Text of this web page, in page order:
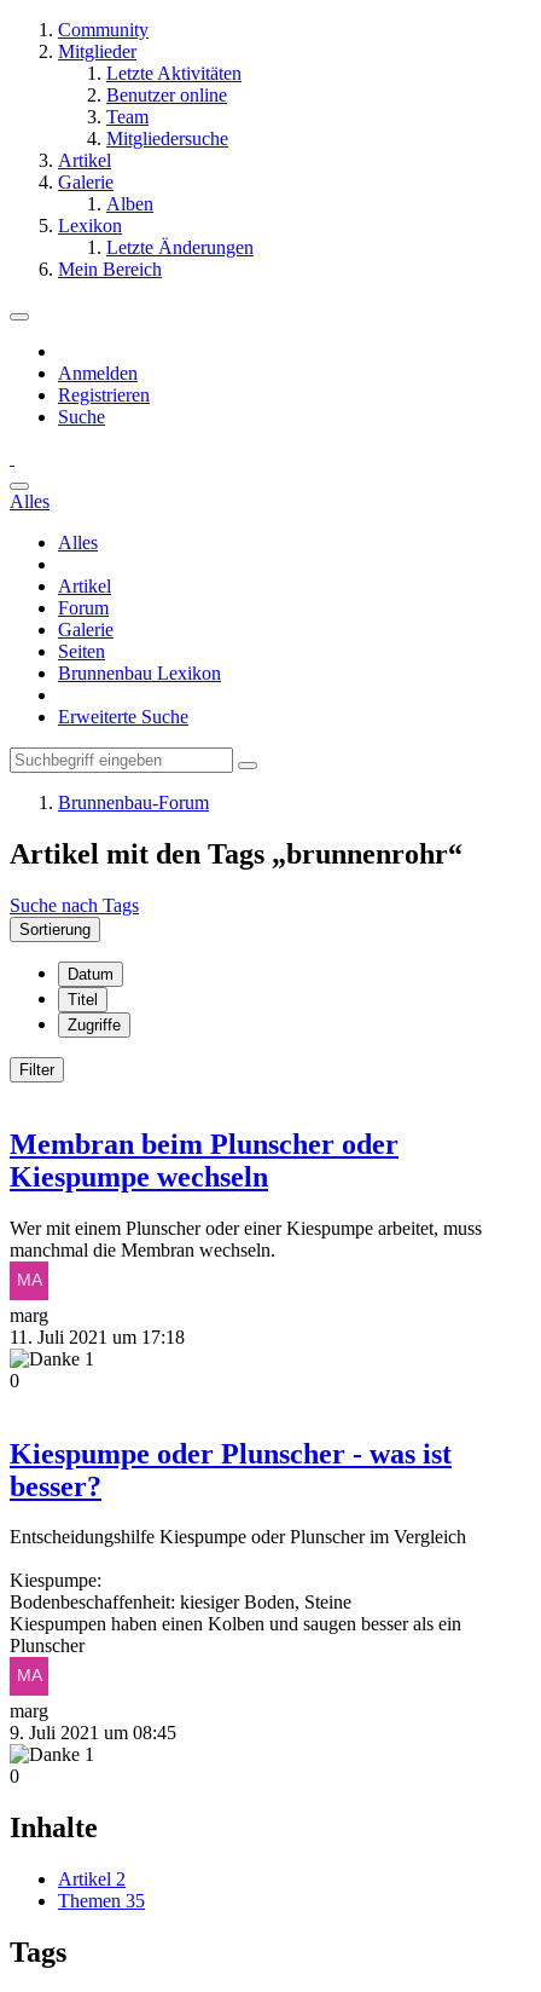
Community
Mitglieder
Letzte Aktivitäten
Benutzer online
Team
Mitgliedersuche
Artikel
Galerie
Alben
Lexikon
Letzte Änderungen
Mein Bereich
Anmelden
Registrieren
Suche
Alles
Alles
Artikel
Forum
Galerie
Seiten
Brunnenbau Lexikon
Erweiterte Suche
Brunnenbau-Forum
Artikel mit den Tags „brunnenrohr“
Suche nach Tags
Sortierung
Datum
Titel
Zugriffe
Filter
Membran beim Plunscher oder
Kiespumpe wechseln
Wer mit einem Plunscher oder einer Kiespumpe arbeitet, muss
manchmal die Membran wechseln.
marg
11. Juli 2021 um 17:18
1
0
Kiespumpe oder Plunscher - was ist
besser?
Entscheidungshilfe Kiespumpe oder Plunscher im Vergleich
Kiespumpe:
Bodenbeschaffenheit: kiesiger Boden, Steine
Kiespumpen haben einen Kolben und saugen besser als ein
Plunscher
marg
9. Juli 2021 um 08:45
1
0
Inhalte
Artikel 2
Themen 35
Tags